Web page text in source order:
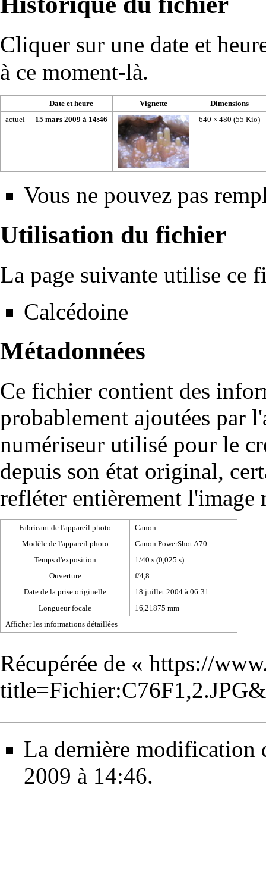
Cliquer sur une date et
à ce moment-là.
Date et heure Vignette
Dimensions
actuel
15 mars 2009 à 14:46 640 × 480 (55 Kio)
Vous ne pouvez pas
Utilisation du fichier
La page suivante utilise ce
Calcédoine
Métadonnées
Ce fichier contient des
probablement ajoutées par
numériseur utilisé pour le
depuis son état original,
refléter entièrement l'image
Fabricant de l'appareil photo
Canon
Modèle de l'appareil photo
Canon PowerShot A70
Temps d'exposition
1/40 s (0,025 s)
Ouverture
f/4,8
Date de la prise originelle
18 juillet 2004 à 06:31
Longueur focale
16,21875 mm
Afficher les informations détaillées
Récupérée de « https://
La dernière modification
2009 à 14:46.